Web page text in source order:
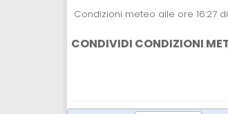
Condizioni meteo alle ore 16:27
CONDIVIDI CONDIZIONI